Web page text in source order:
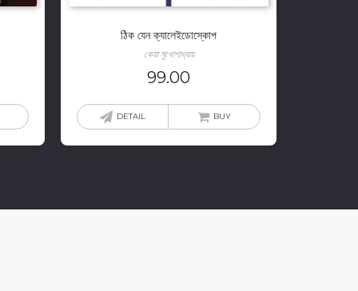
ঠিক যেন ক্যালেইডোস্কোপ
কেয়া মুখোপাধ্যায়
99.00
DETAIL BUY